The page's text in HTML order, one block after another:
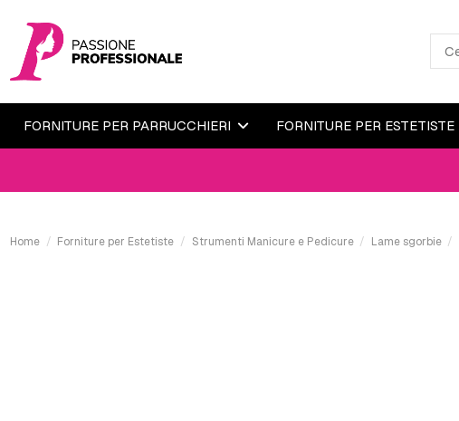
FORNITURE PER PARRUCCHIERI FORNITURE PER ESTETISTE
Home Forniture per Estetiste Strumenti Manicure e Pedicure Lame sgorbie